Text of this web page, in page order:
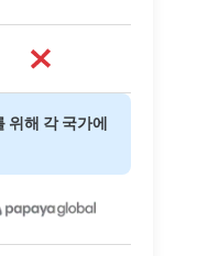
위해 각 국가에